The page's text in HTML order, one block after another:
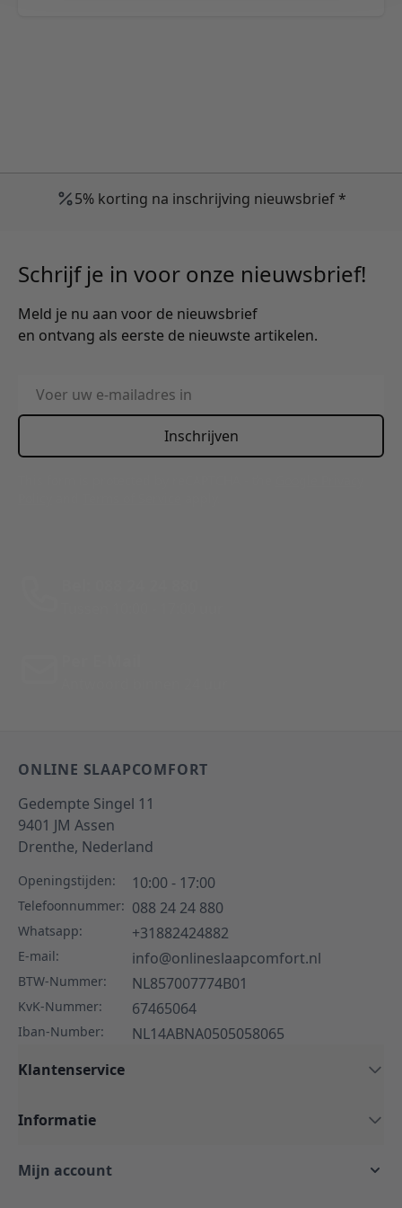
5% korting na inschrijving nieuwsbrief *
Schrijf je in voor onze nieuwsbrief!
Meld je nu aan voor de nieuwsbrief
en ontvang als eerste de nieuwste artikelen.
E-mailadres
Inschrijven
ONLINE SLAAPCOMFORT
Gedempte Singel 11
9401 JM Assen
Drenthe, Nederland
Openingstijden: 10:00 - 17:00
Telefoonnummer: 088 24 24 880
Whatsapp: +31882424882
E-mail: info@onlineslaapcomfort.nl
BTW-Nummer: NL857007774B01
KvK-Nummer: 67465064
Iban-Number:
NL14ABNA0505058065
Klantenservice
Informatie
Mijn account